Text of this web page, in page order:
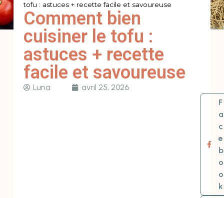
tofu : astuces + recette facile et savoureuse
Comment bien
cuisiner le tofu :
astuces + recette
facile et savoureuse
Luna avril 25, 2026
F
a
c
e
b
o
o
k